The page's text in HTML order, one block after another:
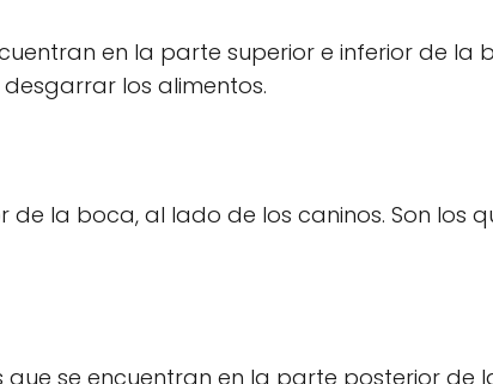
en la parte superior e inferior de la
los alimentos.
la boca, al lado de los caninos. Son los
se encuentran en la parte posterior de